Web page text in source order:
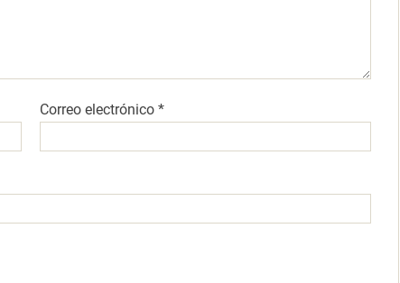
Correo electrónico*